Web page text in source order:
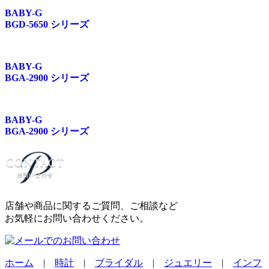
BABY-G
BGD-5650 シリーズ
BABY-G
BGA-2900 シリーズ
BABY-G
BGA-2900 シリーズ
店舗や商品に関するご質問、ご相談など
お気軽にお問い合わせください。
ホーム | 時計 | ブライダル | ジュエリー | インフ